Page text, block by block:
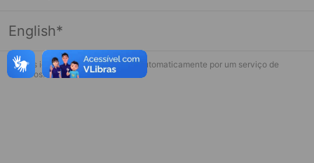
Página indisponível
Desculpe, algo deu errado. Faça login
English*
* Esses idiomas serão traduzidos automaticamente por um serviço de
terceiros.